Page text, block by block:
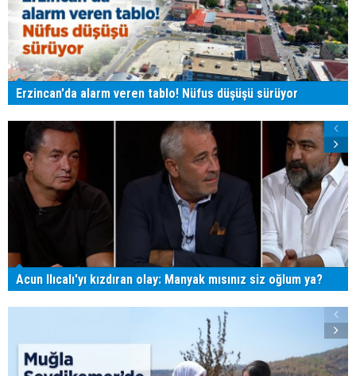
Erzincan'da alarm veren tablo! Nüfus düşüşü sürüyor
Acun Ilıcalı'yı kızdıran olay: Manyak mısınız siz oğlum ya?